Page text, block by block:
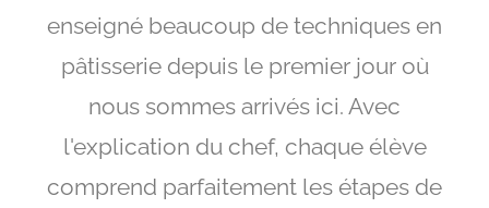
enseigné beaucoup de techniques en
pâtisserie depuis le premier jour où
nous sommes arrivés ici. Avec
l'explication du chef, chaque élève
comprend parfaitement les étapes de